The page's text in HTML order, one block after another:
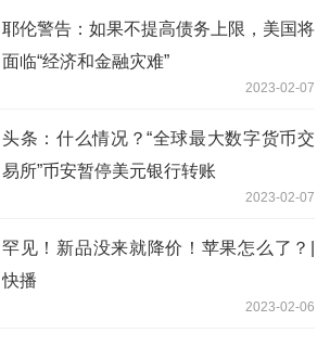
耶伦警告：如果不提高债务上限，美国将
面临“经济和金融灾难”
2023-02-07
头条：什么情况？“全球最大数字货币交
易所”币安暂停美元银行转账
2023-02-07
罕见！新品没来就降价！苹果怎么了？|
快播
2023-02-06